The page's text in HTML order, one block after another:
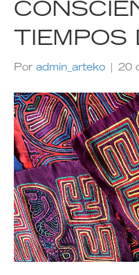
TIEMPOS
Por admin_arteko 20